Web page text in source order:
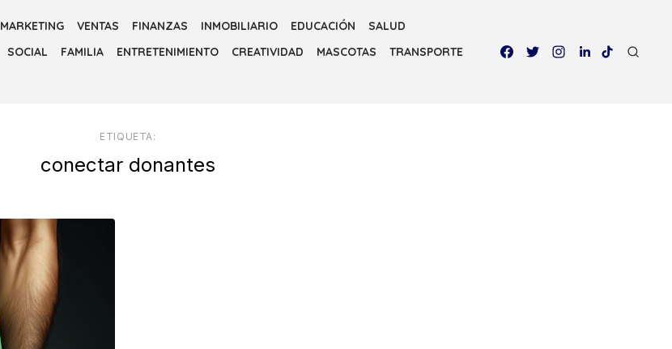
MARKETING VENTAS FINANZAS INMOBILIARIO EDUCACIÓN
SALUD
SOCIAL FAMILIA ENTRETENIMIENTO CREATIVIDAD MASCOTAS
TRANSPORTE
ETIQUETA:
conectar donantes